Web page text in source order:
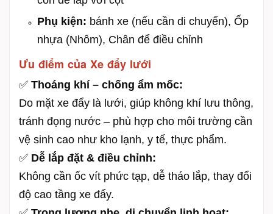
Phụ kiện: bánh xe (nếu cần di chuyển), Ốp
nhựa (Nhôm), Chân để điều chỉnh
Ưu điểm của Xe đẩy lưới
✅ Thoáng khí – chống ẩm mốc:
Do mặt xe đẩy là lưới, giúp không khí lưu thông,
tránh đọng nước – phù hợp cho môi trường cần
vệ sinh cao như kho lạnh, y tế, thực phẩm.
✅ Dễ lắp đặt & điều chỉnh:
Không cần ốc vít phức tạp, dễ tháo lắp, thay đổi
độ cao tầng xe đẩy.